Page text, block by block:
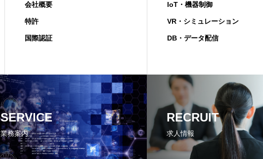
会社概要
特許
国際認証
IoT・機器制御
VR・シミュレーション
DB・データ配信
SERVICE
業務案内
RECRUIT
求人情報